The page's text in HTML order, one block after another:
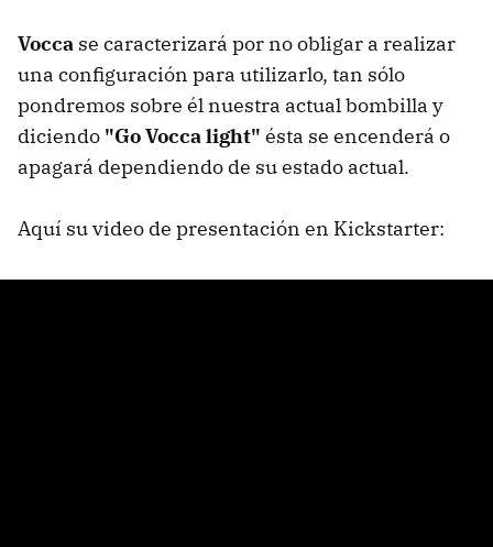
Vocca se caracterizará por no obligar a realizar
una configuración para utilizarlo, tan sólo
pondremos sobre él nuestra actual bombilla y
diciendo "Go Vocca light" ésta se encenderá o
apagará dependiendo de su estado actual.
Aquí su video de presentación en Kickstarter: